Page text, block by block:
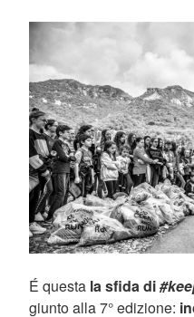
É questa la sfida di
giunto alla 7° edizione: